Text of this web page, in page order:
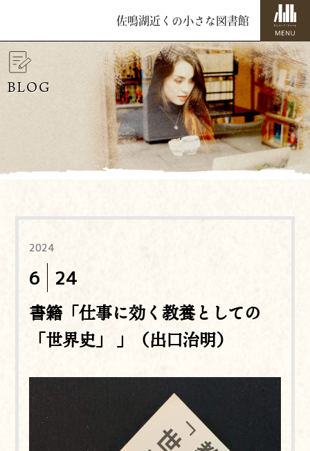
佐鳴湖近くの小さな図書館
BLOG
2024
6 24
書籍「仕事に効く教養としての
「世界史」 」（出口治明）